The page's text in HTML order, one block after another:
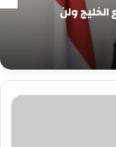
ولن